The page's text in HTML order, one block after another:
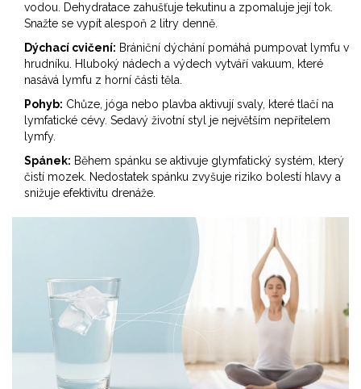
vodou. Dehydratace zahušťuje tekutinu a zpomaluje její tok.
Snažte se vypít alespoň 2 litry denně.
Dýchací cvičení: Brániční dýchání pomáhá pumpovat lymfu v
hrudníku. Hluboký nádech a výdech vytváří vakuum, které
nasává lymfu z horní části těla.
Pohyb: Chůze, jóga nebo plavba aktivují svaly, které tlačí na
lymfatické cévy. Sedavý životní styl je největším nepřítelem
lymfy.
Spánek: Během spánku se aktivuje glymfatický systém, který
čistí mozek. Nedostatek spánku zvyšuje riziko bolestí hlavy a
snižuje efektivitu drenáže.